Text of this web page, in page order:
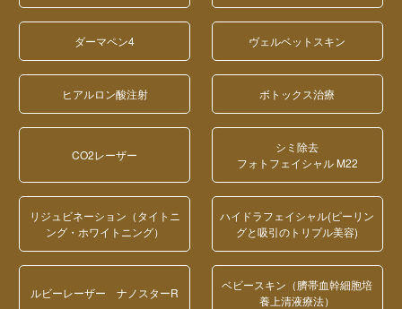
ダーマペン4 ヴェルベットスキン
ヒアルロン酸注射 ボトックス治療
CO2レーザー
シミ除去
フォトフェイシャル M22
リジュビネーション（タイトニ
ング・ホワイトニング）
ハイドラフェイシャル(ピーリン
グと吸引のトリプル美容)
ルビーレーザー ナノスターR
ベビースキン（臍帯血幹細胞培
養上清液療法）